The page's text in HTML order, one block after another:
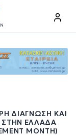
ΔΙΆΓΝΩΣΗ ΚΑΙ
ΣΤΗΝ ΕΛΛΆΔΑ
MONTH)